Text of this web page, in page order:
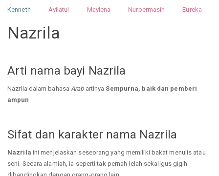
Kenneth Avilatul Maylena Nurpermasih
Eureka
Nurhilman
Pathin
Nazrila
Arti nama bayi Nazrila
Nazrila dalam bahasa Arabartinya Sempurna, baik dan pemberi
ampun
Sifat dan karakter nama Nazrila
Nazrila ini menjelaskan seseorang yang memiliki bakat menulis atau
seni. Secara alamiah, ia seperti tak pernah lelah sekaligus gigih